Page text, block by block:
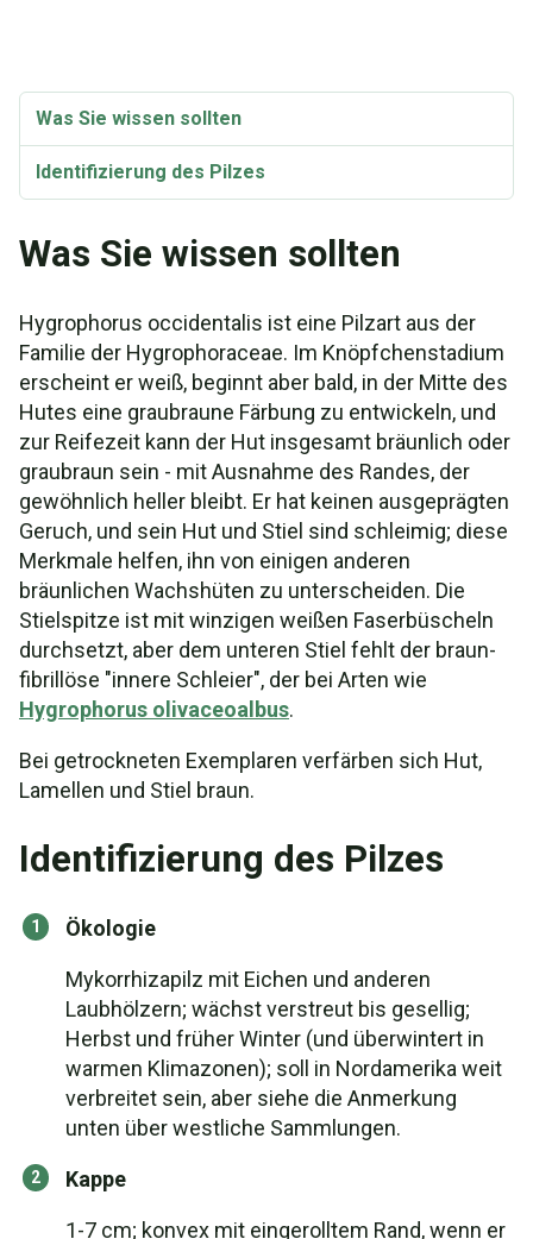
Was Sie wissen sollten
Identifizierung des Pilzes
Was Sie wissen sollten
Hygrophorus occidentalis ist eine Pilzart aus der
Familie der Hygrophoraceae. Im Knöpfchenstadium
erscheint er weiß, beginnt aber bald, in der Mitte des
Hutes eine graubraune Färbung zu entwickeln, und
zur Reifezeit kann der Hut insgesamt bräunlich oder
graubraun sein - mit Ausnahme des Randes, der
gewöhnlich heller bleibt. Er hat keinen ausgeprägten
Geruch, und sein Hut und Stiel sind schleimig; diese
Merkmale helfen, ihn von einigen anderen
bräunlichen Wachshüten zu unterscheiden. Die
Stielspitze ist mit winzigen weißen Faserbüscheln
durchsetzt, aber dem unteren Stiel fehlt der braun-
fibrillöse "innere Schleier", der bei Arten wie
Hygrophorus olivaceoalbus.
Bei getrockneten Exemplaren verfärben sich Hut,
Lamellen und Stiel braun.
Identifizierung des Pilzes
Ökologie
Mykorrhizapilz mit Eichen und anderen
Laubhölzern; wächst verstreut bis gesellig;
Herbst und früher Winter (und überwintert in
warmen Klimazonen); soll in Nordamerika weit
verbreitet sein, aber siehe die Anmerkung
unten über westliche Sammlungen.
Kappe
1-7 cm; konvex mit eingerolltem Rand, wenn er